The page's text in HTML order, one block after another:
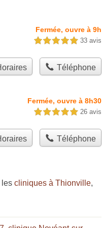
Fermée, ouvre à 9h
5,0 étoiles sur 5 33 avis
Téléphone
Fermée, ouvre à 8h30
5,0 étoiles sur 5 26 avis
Téléphone
les cliniques à Thionville,